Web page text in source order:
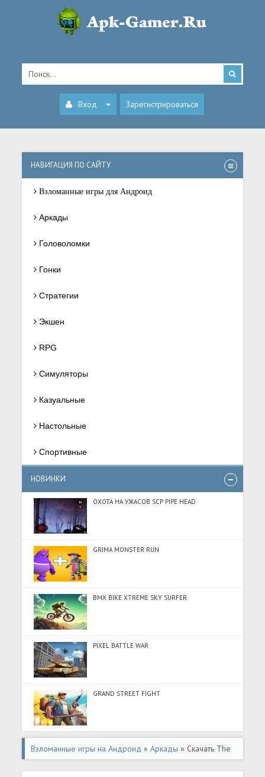
Вход Зарегистрироваться
НАВИГАЦИЯ ПО САЙТУ
Взломанные игры для Андроид
Аркады
Головоломки
Гонки
Стратегии
Экшен
RPG
Симуляторы
Казуальные
Настольные
Спортивные
НОВИНКИ
ОХОТА НА УЖАСОВ SCP PIPE HEAD
GRIMA MONSTER RUN
BMX BIKE XTREME SKY SURFER
PIXEL BATTLE WAR
GRAND STREET FIGHT
Взломанные игры на Андроид »Аркады » Скачать The
Bingo Room (Много денег) на Андроид